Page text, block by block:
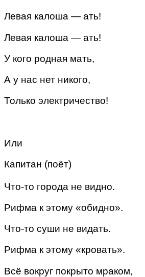
Левая калоша — ать!
Левая калоша — ать!
У кого родная мать,
А у нас нет никого,
Только электричество!
Или
Капитан (поёт)
Что-то города не видно.
Рифма к этому «обидно».
Что-то суши не видать.
Рифма к этому «кровать».
Всё вокруг покрыто мраком,